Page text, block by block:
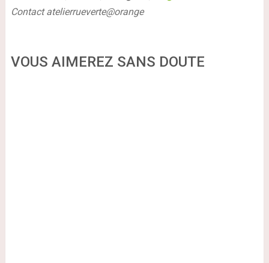
Contact atelierrueverte@orange
VOUS AIMEREZ SANS DOUTE